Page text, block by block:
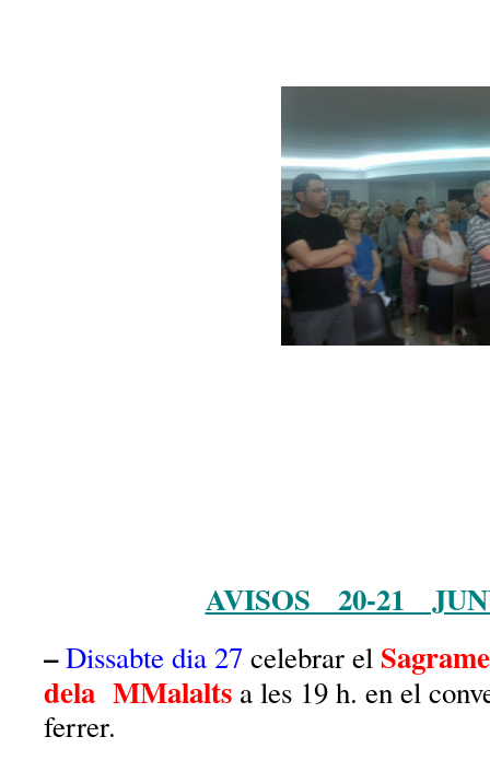
AVISOS 20-21
–Dissabte dia 27 celebrar el
dela MMalalts a les 19 h. en el
ferrer.